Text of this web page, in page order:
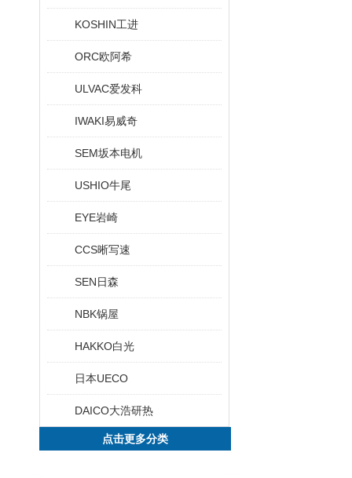
KOSHIN工进
ORC欧阿希
ULVAC爱发科
IWAKI易威奇
SEM坂本电机
USHIO牛尾
EYE岩崎
CCS晰写速
SEN日森
NBK锅屋
HAKKO白光
日本UECO
DAICO大浩研热
点击更多分类